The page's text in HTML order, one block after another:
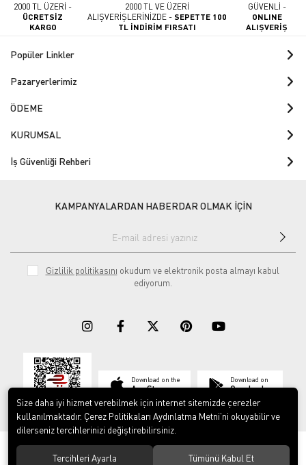
2000 TL ÜZERİ -
ÜCRETSİZ
KARGO
2000 TL VE ÜZERİ
ALIŞVERİŞLERİNİZDE -SEPETTE 100
TL İNDİRİM FIRSATI
GÜVENLİ -
ONLINE
ALIŞVERİŞ
Popüler Linkler
Pazaryerlerimiz
ÖDEME
KURUMSAL
İş Güvenliği Rehberi
KAMPANYALARDAN HABERDAR OLMAK İÇİN
Gizlilik politikasını okudum ve elektronik posta almayı kabul
ediyorum.
Download on the
App Store
Download on
Google play
© 2023ERY İş Güvenliği Ekipmanları. Tüm hakları saklıdır.
Size daha iyi hizmet verebilmek için internet sitemizde çerezler
kullanılmaktadır. Çerez Politikaları Aydınlatma Metni’ni okuyabilir ve
dilerseniz tercihlerinizi değiştirebilirsiniz.
Tercihleri Ayarla Tümünü Kabul Et